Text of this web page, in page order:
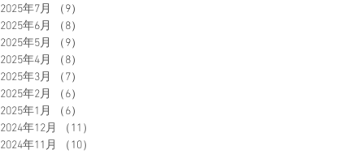
2025年7月
（9）
2025年6月
（8）
2025年5月
（9）
2025年4月
（8）
2025年3月
（7）
2025年2月
（6）
2025年1月
（6）
2024年12月
（11）
2024年11月
（10）